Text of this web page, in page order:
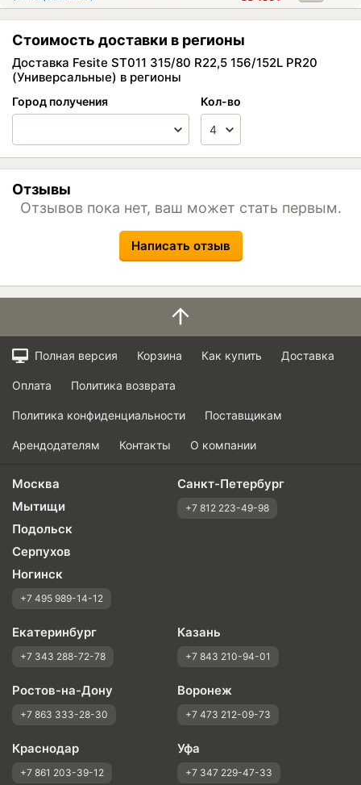
Стоимость доставки в регионы
Доставка Fesite ST011 315/80 R22,5 156/152L PR20
(Универсальные) в регионы
Город получения Кол-во
Отзывы
Отзывов пока нет, ваш может стать первым.
Написать отзыв
Полная версия Корзина Как купить Доставка
Оплата Политика возврата
Политика конфиденциальности Поставщикам
Арендодателям Контакты О компании
Москва
Мытищи
Подольск
Серпухов
Ногинск
+7 495 989-14-12
Санкт-Петербург
+7 812 223-49-98
Екатеринбург
+7 343 288-72-78
Казань
+7 843 210-94-01
Ростов-на-Дону
+7 863 333-28-30
Воронеж
+7 473 212-09-73
Краснодар
+7 861 203-39-12
Уфа
+7 347 229-47-33